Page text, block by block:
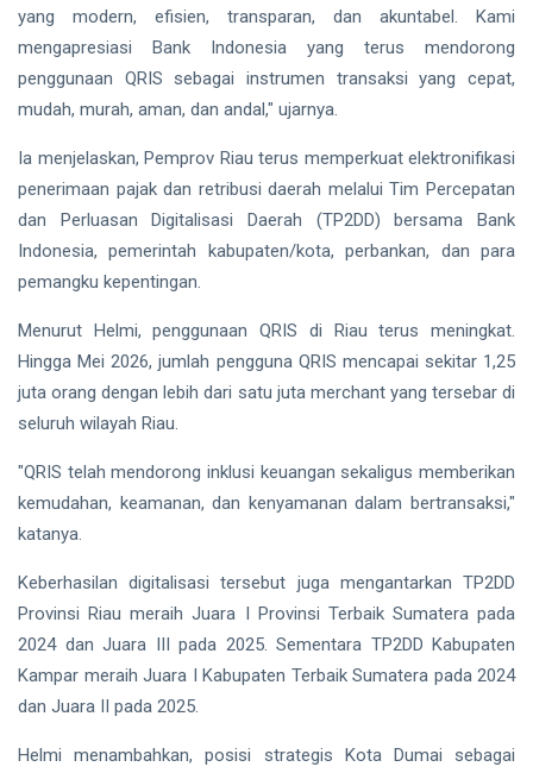
PT IKPP Perawang
KPK
PSSI
yang modern, efisien, transparan, dan akuntabel. Kami
mengapresiasi Bank Indonesia yang terus mendorong
penggunaan QRIS sebagai instrumen transaksi yang cepat,
mudah, murah, aman, dan andal," ujarnya.
Ia menjelaskan, Pemprov Riau terus memperkuat elektronifikasi
penerimaan pajak dan retribusi daerah melalui Tim Percepatan
dan Perluasan Digitalisasi Daerah (TP2DD) bersama Bank
Indonesia, pemerintah kabupaten/kota, perbankan, dan para
pemangku kepentingan.
Menurut Helmi, penggunaan QRIS di Riau terus meningkat.
Hingga Mei 2026, jumlah pengguna QRIS mencapai sekitar 1,25
juta orang dengan lebih dari satu juta merchant yang tersebar di
seluruh wilayah Riau.
"QRIS telah mendorong inklusi keuangan sekaligus memberikan
kemudahan, keamanan, dan kenyamanan dalam bertransaksi,"
katanya.
Keberhasilan digitalisasi tersebut juga mengantarkan TP2DD
Provinsi Riau meraih Juara I Provinsi Terbaik Sumatera pada
2024 dan Juara III pada 2025. Sementara TP2DD Kabupaten
Kampar meraih Juara I Kabupaten Terbaik Sumatera pada 2024
dan Juara II pada 2025.
Helmi menambahkan, posisi strategis Kota Dumai sebagai